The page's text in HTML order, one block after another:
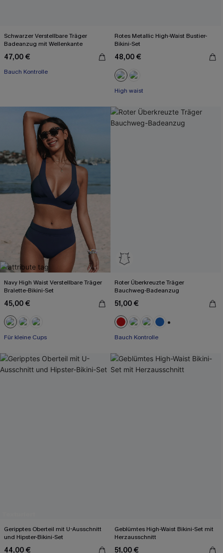
Schwarzer Verstellbare Träger
Badeanzug mit Wellenkante
47,00 €
Bauch Kontrolle
Rotes Metallic High-Waist Bustier-
Bikini-Set
48,00 €
High waist
Navy High Waist Verstellbare Träger
Bralette-Bikini-Set
45,00 €
Für kleine Cups
Roter Überkreuzte Träger
Bauchweg-Badeanzug
51,00 €
Bauch Kontrolle
Geripptes Oberteil mit U-Ausschnitt
und Hipster-Bikini-Set
44,00 €
Geblümtes High-Waist Bikini-Set mit
Herzausschnitt
51,00 €